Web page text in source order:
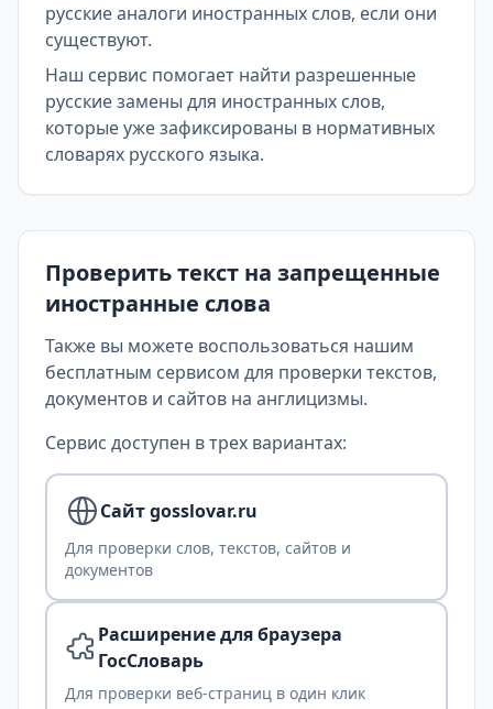
русские аналоги иностранных слов, если они
существуют.
Наш сервис помогает найти разрешенные
русские замены для иностранных слов,
которые уже зафиксированы в нормативных
словарях русского языка.
Проверить текст на запрещенные
иностранные слова
Также вы можете воспользоваться нашим
бесплатным сервисом для проверки текстов,
документов и сайтов на англицизмы.
Сервис доступен в трех вариантах:
Сайт gosslovar.ru
Для проверки слов, текстов, сайтов и
документов
Расширение для браузера
ГосСловарь
Для проверки веб-страниц в один клик